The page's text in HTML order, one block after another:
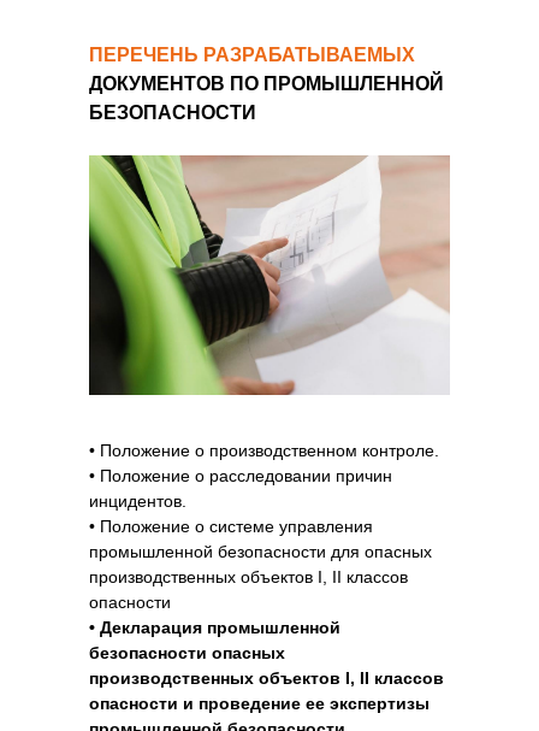
Техническая эксплуатация промышленных
зданий и сооружений (ПОТ РО-14000-004-98
от 12.02.1998 г.), пп.13.10,13.11,13.12.
сооружения.
Техническая эксплуатация промышленных
зданий и сооружений (ПОТ РО-14000-004-98
от 12.02.1998 г.), 12.5
8. Технический журнал по эксплуатации
промышленного здания.
Техническая эксплуатация промышленных
зданий и сооружений (ПОТ РО-14000-004-98
от 12.02.1998 г.), 12.9
9. Графики планово-предупредительных
производственного оборудования» (ПОТ
РО-14000-002-98 утв. Минэкономики РФ
20.01.1998), п.3 вместе с «Рекомендациями
по приведению производственного
оборудования в соответствие с требованиями
стандартов ССБТ»
оборудования.
производственного оборудования» (ПОТ
РО-14000-002-98 утв. Минэкономики РФ
ПЕРЕЧЕНЬ РАЗРАБАТЫВАЕМЫХ
ДОКУМЕНТОВ ПО ПРОМЫШЛЕННОЙ
БЕЗОПАСНОСТИ
• Положение о производственном контроле.
• Положение о расследовании причин
инцидентов.
• Положение о системе управления
промышленной безопасности для опасных
производственных объектов I, II классов
опасности
• Декларация промышленной
безопасности опасных
производственных объектов I, II классов
опасности и проведение ее экспертизы